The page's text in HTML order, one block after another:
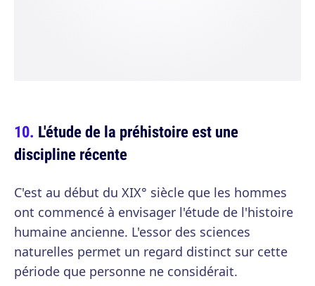
L'étude de la préhistoire est une
discipline récente
C'est au début du XIX° siècle que les hommes
ont commencé à envisager l'étude de l'histoire
humaine ancienne. L'essor des sciences
naturelles permet un regard distinct sur cette
période que personne ne considérait.